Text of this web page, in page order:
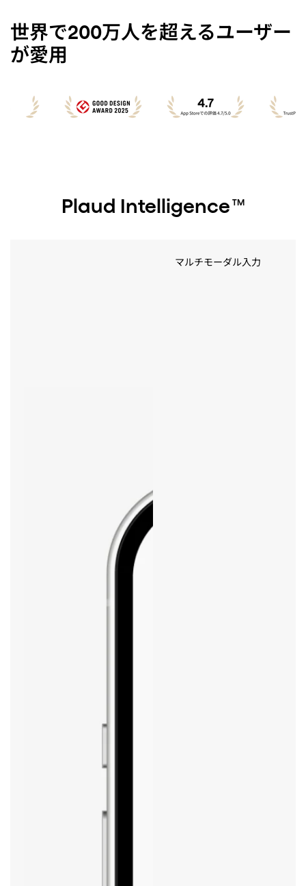
世界で200万人を超えるユーザー
が愛用
Plaud Intelligence TM
マルチモーダル入力